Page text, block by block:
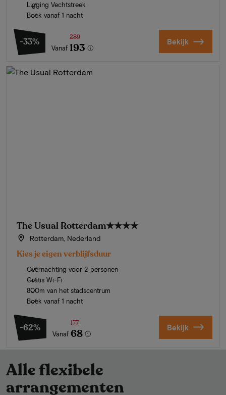
Ligging Vechtstreek
Boek vanaf 1 nacht
-33%
Vanaf
289
193 Bekijk
The Usual Rotterdam★★★★
Rotterdam, Nederland
Kies je eigen verblijfsduur
Overnachting voor 2 personen
Gratis Wi-Fi
800m van het stadscentrum
Boek vanaf 1 nacht
-62%
Vanaf
177
68 Bekijk
Alle flexibele
arrangementen